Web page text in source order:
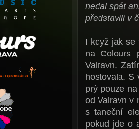
nedal spát
představili v
I když jak se
na Colours
Valravn.
hostovala. S
prý pouze
od Valravn v
s taneční
pokud jde o